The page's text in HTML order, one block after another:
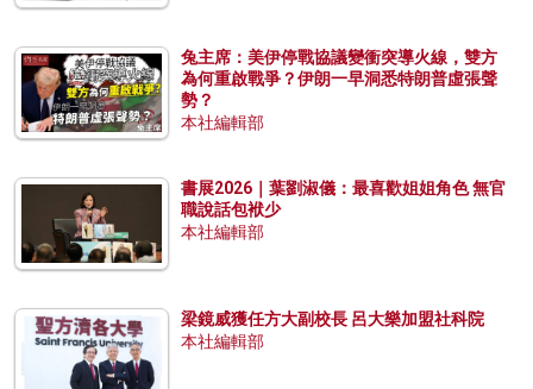
兔主席：美伊停戰協議變衝突導火線，雙方
為何重啟戰爭？伊朗一早洞悉特朗普虛張聲
勢？
本社編輯部
書展2026｜葉劉淑儀：最喜歡姐姐角色 無官
職說話包袱少
本社編輯部
梁鏡威獲任方大副校長 呂大樂加盟社科院
本社編輯部